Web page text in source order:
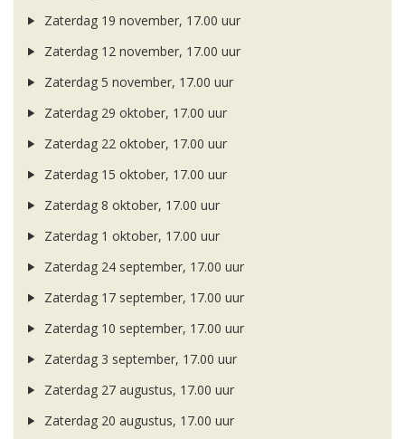
Zaterdag 19 november, 17.00 uur
Zaterdag 12 november, 17.00 uur
Zaterdag 5 november, 17.00 uur
Zaterdag 29 oktober, 17.00 uur
Zaterdag 22 oktober, 17.00 uur
Zaterdag 15 oktober, 17.00 uur
Zaterdag 8 oktober, 17.00 uur
Zaterdag 1 oktober, 17.00 uur
Zaterdag 24 september, 17.00 uur
Zaterdag 17 september, 17.00 uur
Zaterdag 10 september, 17.00 uur
Zaterdag 3 september, 17.00 uur
Zaterdag 27 augustus, 17.00 uur
Zaterdag 20 augustus, 17.00 uur